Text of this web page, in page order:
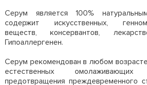
Серум является 100%
содержит искусственных,
веществ, консервантов,
Гипоаллергенен.
Серум рекомендован в любом
естественных
предотвращения преждевременного